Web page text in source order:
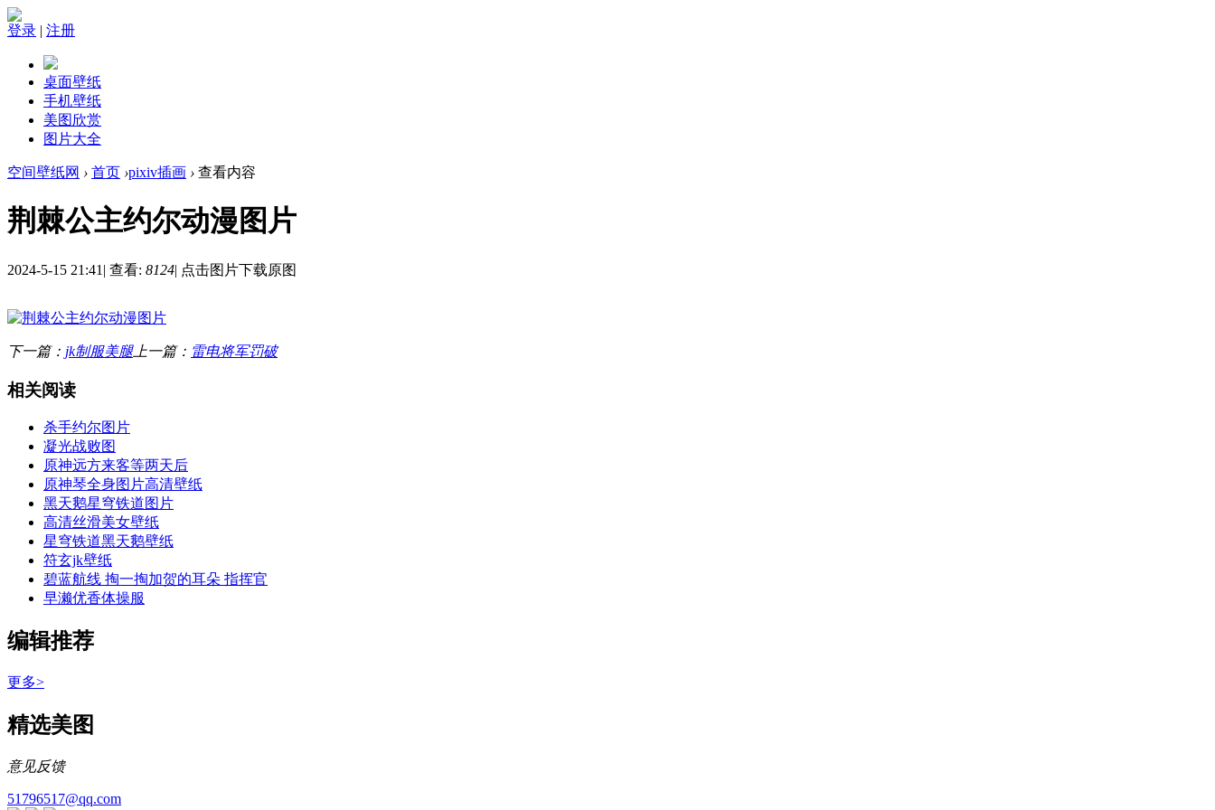
登录 | 注册
桌面壁纸
手机壁纸
美图欣赏
图片大全
空间壁纸网 › 首页 ›pixiv插画 › 查看内容
荆棘公主约尔动漫图片
2024-5-15 21:41 | 查看: 8124| 点击图片下载原图
下一篇： jk制服美腿上一篇： 雷电将军罚破
相关阅读
杀手约尔图片
凝光战败图
原神远方来客等两天后
原神琴全身图片高清壁纸
黑天鹅星穹铁道图片
高清丝滑美女壁纸
星穹铁道黑天鹅壁纸
符玄jk壁纸
碧蓝航线 掏一掏加贺的耳朵 指挥官
早濑优香体操服
编辑推荐
更多>
精选美图
意见反馈
51796517@qq.com